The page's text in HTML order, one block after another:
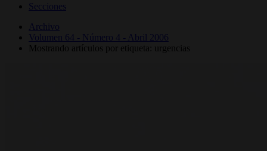
Secciones
Archivo
Volumen 64 - Número 4 - Abril 2006
Mostrando artículos por etiqueta: urgencias